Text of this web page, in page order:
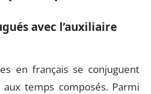
avec l’auxiliaire
en français se conjuguent
aux temps composés. Parmi